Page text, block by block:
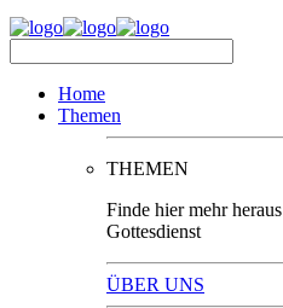
Home
Themen
THEMEN
Finde hier mehr
Gottesdienst
ÜBER UNS